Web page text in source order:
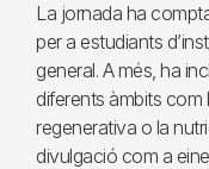
La jornada ha
per a estudiants
general. A més, ha
diferents àmbits com
regenerativa o la
divulgació com a